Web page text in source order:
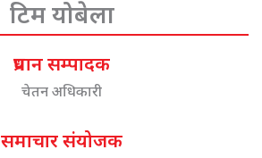
टिम योबेला
प्रधान सम्पादक
चेतन अधिकारी
समाचार संयोजक